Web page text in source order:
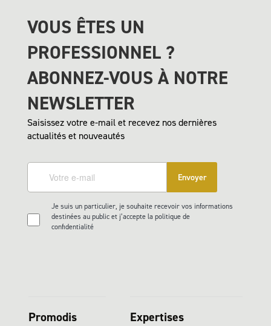
VOUS ÊTES UN
PROFESSIONNEL ?
ABONNEZ-VOUS À NOTRE
NEWSLETTER
Saisissez votre e-mail et recevez nos dernières
actualités et nouveautés
Envoyer
Je suis un particulier, je souhaite recevoir vos informations
destinées au public et j’accepte la politique de
confidentialité
Promodis Expertises